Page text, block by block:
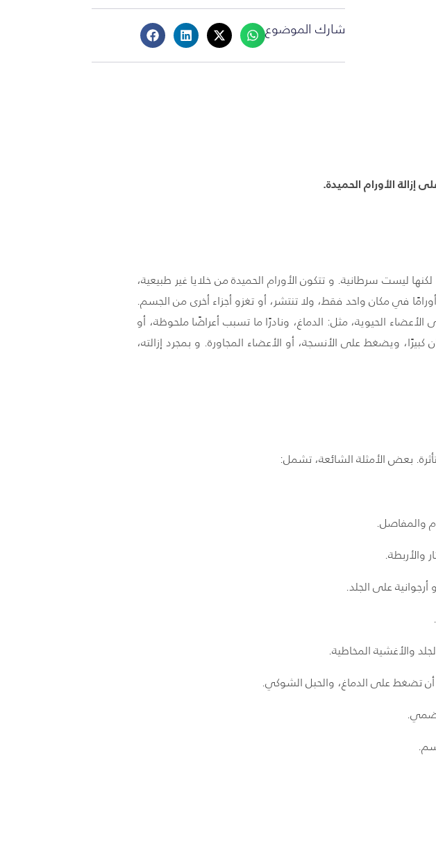
شارك الموضوع
الأورام الحميدة.
ليست سرطانية. و تتكون الأورام الحميدة من خلايا غير طبيعية،
في مكان واحد فقط، ولا تنتشر، أو تغزو أجزاء أخرى من الجسم.
الحيوية، مثل: الدماغ، ونادرًا ما تسبب أعراضًا ملحوظة، أو
ويضغط على الأنسجة، أو الأعضاء المجاورة. و بمجرد إزالته،
بعض الأمثلة الشائعة، تشمل:
والمفاصل.
والأربطة.
على الجلد.
والأغشية المخاطية.
أن تضغط على الدماغ، والحبل الشوكي.